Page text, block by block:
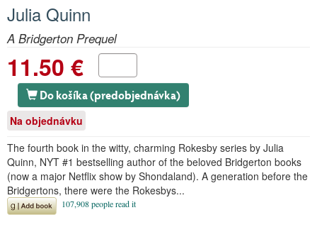
Julia Quinn
A Bridgerton Prequel
11.50 €
Do košíka (predobjednávka)
Na objednávku
The fourth book in the witty, charming Rokesby series by Julia
Quinn, NYT #1 bestselling author of the beloved Bridgerton books
(now a major Netflix show by Shondaland). A generation before the
Bridgertons, there were the Rokesbys...